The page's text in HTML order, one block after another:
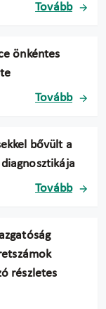
Tovább
önkéntes
Tovább
bővült a
Tovább
részletes